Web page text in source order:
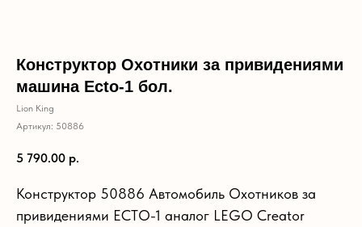
Конструктор Охотники за привидениями
машина Ecto-1 бол.
Lion King
Артикул: 50886
5 790.00 р.
Конструктор 50886 Автомобиль Охотников за
привидениями ECTO-1 аналог LEGO Creator